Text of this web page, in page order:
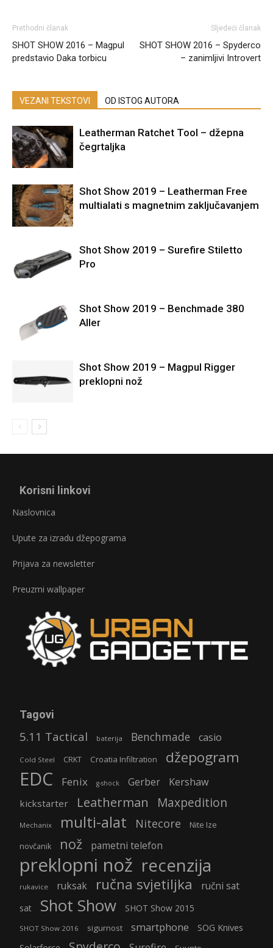
Prethodni članak
SHOT SHOW 2016 – Magpul
predstavio Daka torbicu
Sljedeći članak
SHOT SHOW 2016 – Spyderco
– zanimljivi Introvert
VEZANI TEKSTOVI OD ISTOG AUTORA
Leatherman Ratchet Tool – džepna
čegrtaljka
Shot Show 2019 – Leatherman Free
multialati s magnetnim zaključavanjem
Shot Show 2019 – Surefire Stiletto
Pro
Shot Show 2019 – Benchmade 380
Aller
Shot Show 2019 – Magpul Rigger
preklopni nož
Korisni linkovi
Naslovnica
Upute za izradu džepograma
Prijava za newsletter
Preuzmi wallpaper
Tagovi
5.11 Tactical baterija Benchmade casio
Cold Steel CRKT Croatia Infiltration džepogram
EDC Fenix g-shock Gerber Kershaw
kickstarter Leatherman Maxpedition
Mechanix multi-alat Nitecore Nite Ize
novčanik nož pametni telefon
preklopni nož recenzija
rukavice ruksak ručna svjetiljka ručni sat
sat Shot Show SHOT Show 2015
SHOT Show 2016 sigurnost smartphone SOG Knives